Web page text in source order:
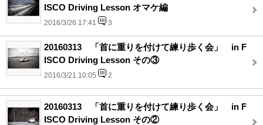
ISCO Driving Lesson オマケ編
2016/3/26 17:41 3
20160313 「首に重りを付けて練り歩く会」 in F
ISCO Driving Lesson その③
2016/3/21 10:05 2
20160313 「首に重りを付けて練り歩く会」 in F
ISCO Driving Lesson その②